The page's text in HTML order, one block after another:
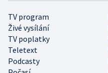
TV program
Živé vysílání
TV poplatky
Teletext
Podcasty